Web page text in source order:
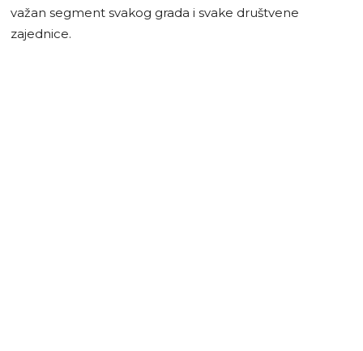
važan segment svakog grada i svake društvene
zajednice.